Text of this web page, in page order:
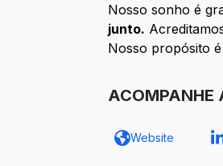
Nosso sonho é
junto.
Nosso propósito
ACOMPANHE
Website